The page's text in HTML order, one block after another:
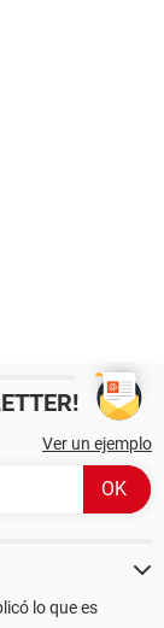
Ver un ejemplo
lo que es